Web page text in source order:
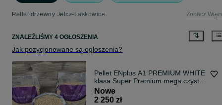
Pellet drzewny Jelcz-Laskowice Zobacz
ZNALEŹLIŚMY 4 OGŁOSZENIA
Jak pozycjonowane są ogłoszenia?
Pellet ENplus A1 PREMIUM WHITE
klasa Super Premium mega czysty
jasny kaloryczny
Nowe
2 250 zł